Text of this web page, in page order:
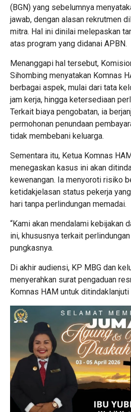
(BGN) yang sebelumnya
jawab, dengan alasan rekrutmen
mitra. Hal ini dinilai melepaskan
atas program yang didanai APBN.
Menanggapi hal tersebut,
Sihombing menyatakan Komnas
berbagai aspek, mulai dari tata
jam kerja, hingga ketersediaan
Terkait biaya pengobatan, ia
permohonan penundaan
tidak membebani keluarga.
Sementara itu, Ketua Komnas
menegaskan kasus ini akan
kewenangan. Ia menyoroti risiko
ketidakjelasan status pekerja
hari tanpa perlindungan memadai.
“Kami akan mendalami kebijakan
ini, khususnya terkait perlindungan
pungkasnya.
Di akhir audiensi, KP MBG dan
menyerahkan surat pengaduan
Komnas HAM untuk ditindaklanjuti